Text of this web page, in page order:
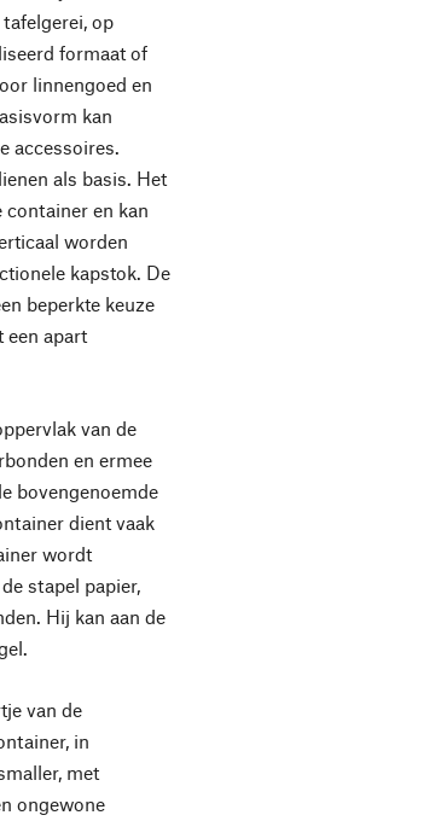
op
formaat of
linnengoed en
kan
accessoires.
als basis. Het
container en kan
worden
kapstok. De
beperkte keuze
een apart
van de
en ermee
bovengenoemde
dient vaak
wordt
stapel papier,
Hij kan aan de
van de
in
met
ongewone